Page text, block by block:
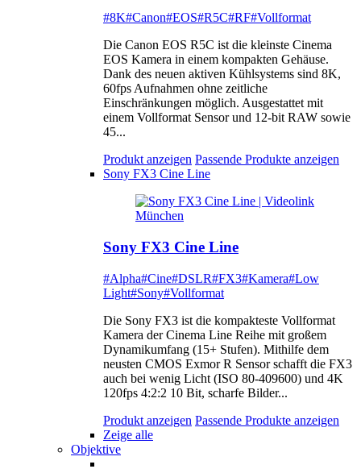
#8K#Canon#EOS#R5C#RF#Vollformat
Die Canon EOS R5C ist die kleinste Cinema
EOS Kamera in einem kompakten Gehäuse.
Dank des neuen aktiven Kühlsystems sind 8K,
60fps Aufnahmen ohne zeitliche
Einschränkungen möglich. Ausgestattet mit
einem Vollformat Sensor und 12-bit RAW sowie
45...
Produkt anzeigen Passende Produkte anzeigen
Sony FX3 Cine Line
Sony FX3 Cine Line
#Alpha#Cine#DSLR#FX3#Kamera#Low
Light#Sony#Vollformat
Die Sony FX3 ist die kompakteste Vollformat
Kamera der Cinema Line Reihe mit großem
Dynamikumfang (15+ Stufen). Mithilfe dem
neusten CMOS Exmor R Sensor schafft die FX3
auch bei wenig Licht (ISO 80-409600) und 4K
120fps 4:2:2 10 Bit, scharfe Bilder...
Produkt anzeigen Passende Produkte anzeigen
Zeige alle
Objektive